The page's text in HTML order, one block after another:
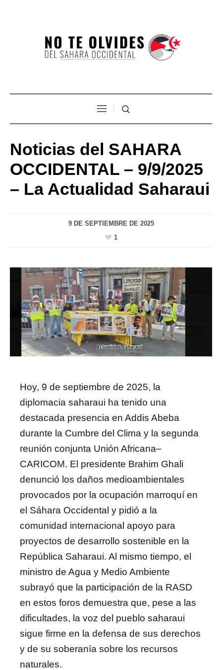
Noticias del SAHARA
OCCIDENTAL – 9/9/2025
– La Actualidad Saharaui
9 DE SEPTIEMBRE DE 2025
1
Hoy, 9 de septiembre de 2025, la
diplomacia saharaui ha tenido una
destacada presencia en Addis Abeba
durante la Cumbre del Clima y la segunda
reunión conjunta Unión Africana–
CARICOM. El presidente Brahim Ghali
denunció los daños medioambientales
provocados por la ocupación marroquí en
el Sáhara Occidental y pidió a la
comunidad internacional apoyo para
proyectos de desarrollo sostenible en la
República Saharaui. Al mismo tiempo, el
ministro de Agua y Medio Ambiente
subrayó que la participación de la RASD
en estos foros demuestra que, pese a las
dificultades, la voz del pueblo saharaui
sigue firme en la defensa de sus derechos
y de su soberanía sobre los recursos
naturales.